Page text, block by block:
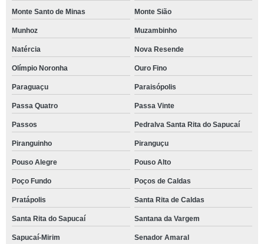
Monte Santo de Minas Monte Sião
Munhoz Muzambinho
Natércia Nova Resende
Olímpio Noronha Ouro Fino
Paraguaçu Paraisópolis
Passa Quatro Passa Vinte
Passos Pedralva Santa Rita do Sapucaí
Piranguinho Piranguçu
Pouso Alegre Pouso Alto
Poço Fundo Poços de Caldas
Pratápolis Santa Rita de Caldas
Santa Rita do Sapucaí Santana da Vargem
Sapucaí-Mirim Senador Amaral